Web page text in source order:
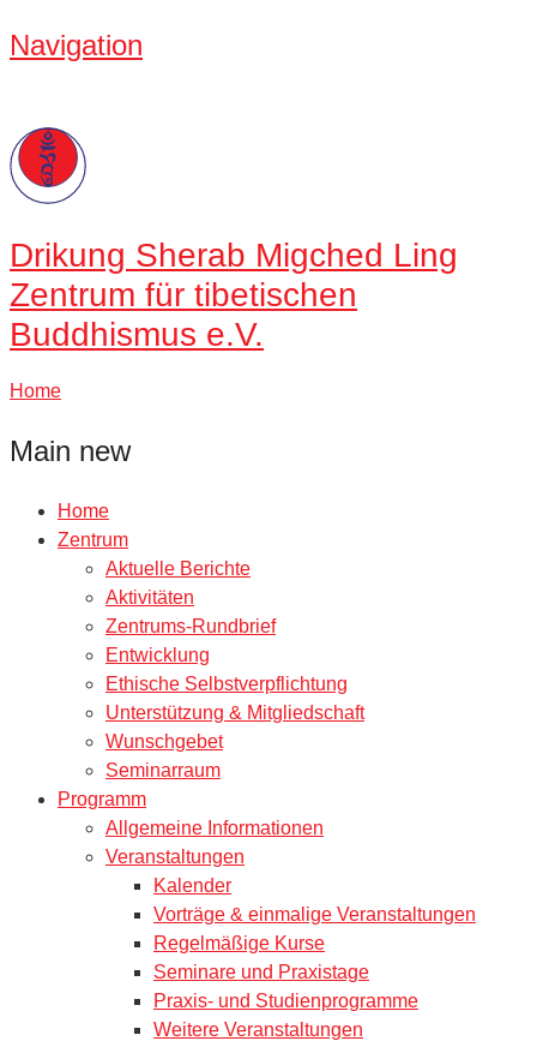
Navigation
Drikung Sherab Migched Ling
Zentrum für tibetischen
Buddhismus e.V.
Home
Main new
Home
Zentrum
Aktuelle Berichte
Aktivitäten
Zentrums-Rundbrief
Entwicklung
Ethische Selbstverpflichtung
Unterstützung & Mitgliedschaft
Wunschgebet
Seminarraum
Programm
Allgemeine Informationen
Veranstaltungen
Kalender
Vorträge & einmalige Veranstaltungen
Regelmäßige Kurse
Seminare und Praxistage
Praxis- und Studienprogramme
Weitere Veranstaltungen